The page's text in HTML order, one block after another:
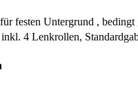
festen Untergrund ,
4 Lenkrollen,